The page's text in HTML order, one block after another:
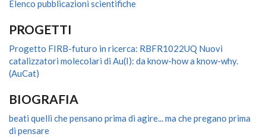
Elenco pubblicazioni scientifiche
PROGETTI
Progetto FIRB-futuro in ricerca: RBFR1022UQ Nuovi
catalizzatori molecolari di Au(I): da know-how a know-why.
(AuCat)
BIOGRAFIA
beati quelli che pensano prima di agire... ma che pregano prima
di pensare